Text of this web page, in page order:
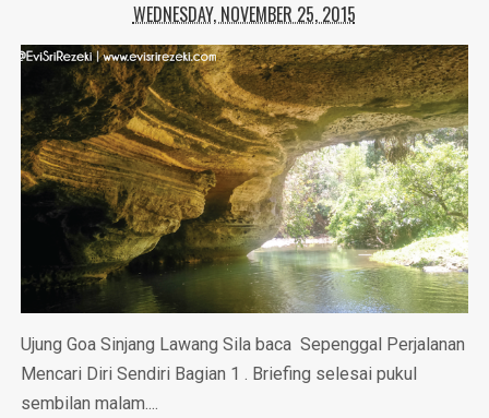
WEDNESDAY, NOVEMBER 25, 2015
Ujung Goa Sinjang Lawang Sila baca Sepenggal Perjalanan
Mencari Diri Sendiri Bagian 1 . Briefing selesai pukul
sembilan malam....